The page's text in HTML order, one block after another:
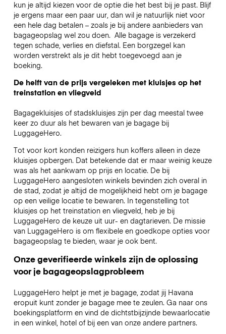
kun je altijd kiezen voor de optie die het best bij je past. Blijf
je ergens maar een paar uur, dan wil je natuurlijk niet voor
een hele dag betalen – zoals je bij andere aanbieders van
bagageopslag wel zou doen. Alle bagage is verzekerd
tegen schade, verlies en diefstal. Een borgzegel kan
worden verstrekt als je dit hebt toegevoegd aan je
boeking.
De helft van de prijs vergeleken met kluisjes op het
treinstation en vliegveld
Bagagekluisjes of stadskluisjes zijn per dag meestal twee
keer zo duur als het bewaren van je bagage bij
LuggageHero.
Tot voor kort konden reizigers hun koffers alleen in deze
kluisjes opbergen. Dat betekende dat er maar weinig keuze
was als het aankwam op prijs en locatie. De bij
LuggageHero aangesloten winkels bevinden zich overal in
de stad, zodat je altijd de mogelijkheid hebt om je bagage
op een veilige locatie te bewaren. In tegenstelling tot
kluisjes op het treinstation en vliegveld, heb je bij
LuggageHero de keuze uit uur- en dagtarieven. De missie
van LuggageHero is om flexibele en goedkope opties voor
bagageopslag te bieden, waar je ook bent.
Onze geverifieerde winkels zijn de oplossing
voor je bagageopslagprobleem
LuggageHero helpt je met je bagage, zodat jij Havana
eropuit kunt zonder je bagage mee te zeulen. Ga naar ons
boekingsplatform en vind de dichtstbijzijnde bewaarlocatie
in een winkel, hotel of bij een van onze andere partners.